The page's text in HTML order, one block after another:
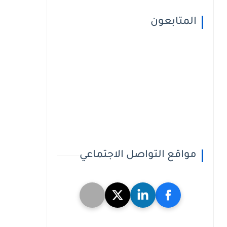
المتابعون
مواقع التواصل الاجتماعي